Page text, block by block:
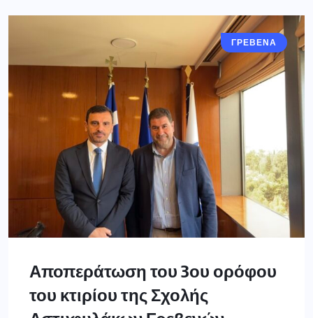
ΓΡΕΒΕΝΑ
Αποπεράτωση του 3ου ορόφου
του κτιρίου της Σχολής